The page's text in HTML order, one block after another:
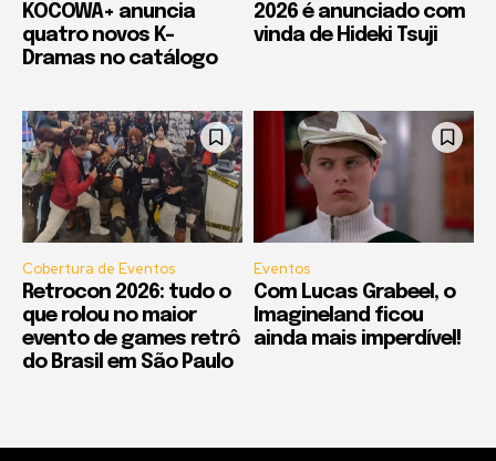
KOCOWA+ anuncia
quatro novos K-
Dramas no catálogo
2026 é anunciado com
vinda de Hideki Tsuji
Cobertura de Eventos
Retrocon 2026: tudo o
que rolou no maior
evento de games retrô
do Brasil em São Paulo
Eventos
Com Lucas Grabeel, o
Imagineland ficou
ainda mais imperdível!